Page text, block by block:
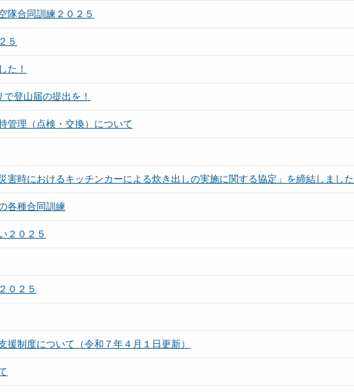
隊合同訓練２０２５
５
た！
登山届の提出を！
管理（点検・交換）について
害時におけるキッチンカーによる炊き出しの実施に関する協定」を締結しました
各種合同訓練
２０２５
０２５
制度について（令和７年４月１日更新）